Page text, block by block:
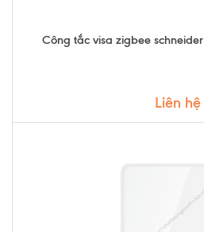
Công tắc visa zigbee
Liên hệ